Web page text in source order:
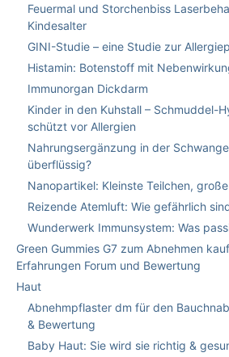
Feuermal und Storchenbiss
Kindesalter
GINI-Studie – eine Studie zur
Histamin: Botenstoff mit
Immunorgan Dickdarm
Kinder in den Kuhstall – Schmuddel-
schützt vor Allergien
Nahrungsergänzung in der
überflüssig?
Nanopartikel: Kleinste Teilchen,
Reizende Atemluft: Wie gefährlich
Wunderwerk Immunsystem: Was
Green Gummies G7 zum Abnehmen
Erfahrungen Forum und Bewertung
Haut
Abnehmpflaster dm für den
& Bewertung
Baby Haut: Sie wird sie richtig &